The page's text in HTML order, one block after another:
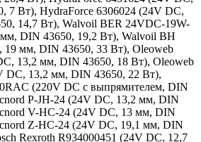
7 Вт), HydraForce 6306024 (24V DC,
14,7 Вт), Walvoil BER 24VDC-19W-
DIN 43650, 19,2 Вт), Walvoil BH
мм, DIN 43650, 33 Вт), Oleoweb
13,2 мм, DIN 43650, 18 Вт), Oleoweb
DC, 13,2 мм, DIN 43650, 22 Вт),
(220V DC с выпрямителем, DIN
P-JH-24 (24V DC, 13,2 мм, DIN
V-HC-24 (24V DC, 13 мм, DIN
Z-HC-24 (24V DC, 19,1 мм, DIN
Rexroth R934000451 (24V DC, 12,7